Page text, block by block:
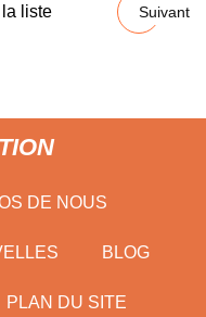
liste Suivant
DE NOUS
BLOG
PLAN DU SITE